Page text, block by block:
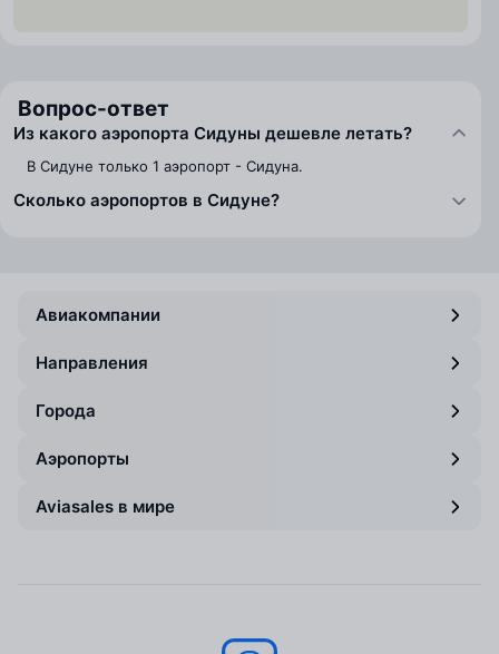
Вопрос-ответ
Из какого аэропорта Сидуны дешевле летать?
В Сидуне только 1 аэропорт - Сидуна.
Сколько аэропортов в Сидуне?
Авиакомпании
Направления
Города
Аэропорты
Aviasales в мире